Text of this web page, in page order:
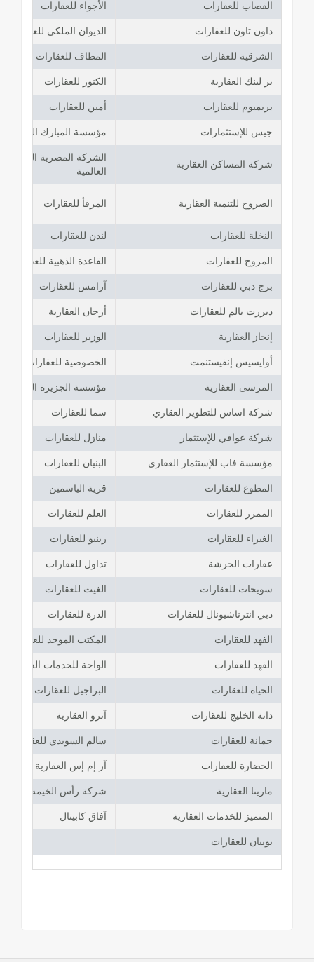
الأجواء للعقارات القصاب للعقارات
الديوان الملكي للعقارات داون تاون للعقارات
المطاف للعقارات الشرقية للعقارات
الكنوز للعقارات بز لينك العقارية
أمين للعقارات بريميوم للعقارات
مؤسسة المبارك العقارية جيس للإستثمارات
الشركة المصرية الخليجية
العالمية
شركة المساكن العقارية
المرفأ للعقارات الصروح للتنمية العقارية
لندن للعقارات النخلة للعقارات
القاعدة الذهبية للعقارات المروج للعقارات
آرامس للعقارات برج دبي للعقارات
أرجان العقارية ديزرت بالم للعقارات
الوزير للعقارات إنجاز العقارية
الخصوصية للعقارات أوايسيس إنفيستنمت
مؤسسة الجزيرة الحمراء المرسى العقارية
سما للعقارات شركة اساس للتطوير العقاري
منازل للعقارات شركة عوافي للإستثمار
البنيان للعقارات مؤسسة فاب للإستثمار العقاري
قرية الياسمين المطوع للعقارات
العلم للعقارات الممزر للعقارات
رينبو للعقارات الغبراء للعقارات
تداول للعقارات عقارات الحرشة
الغيث للعقارات سويحات للعقارات
الدرة للعقارات دبي انترناشيونال للعقارات
المكتب الموحد للعقارات الفهد للعقارات
الواحة للخدمات العقارية الفهد للعقارات
البراجيل للعقارات الحياة للعقارات
آترو العقارية دانة الخليج للعقارات
سالم السويدي للعقارات جمانة للعقارات
آر إم إس العقارية الحضارة للعقارات
شركة رأس الخيمه مارينا العقارية
آفاق كابيتال المتميز للخدمات العقارية
بوبيان للعقارات